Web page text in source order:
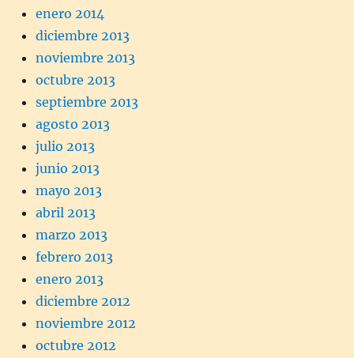
enero 2014
diciembre 2013
noviembre 2013
octubre 2013
septiembre 2013
agosto 2013
julio 2013
junio 2013
mayo 2013
abril 2013
marzo 2013
febrero 2013
enero 2013
diciembre 2012
noviembre 2012
octubre 2012